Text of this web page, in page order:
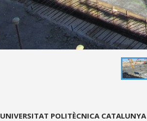
UNIVERSITAT POLITÈCNICA CATALUNYA